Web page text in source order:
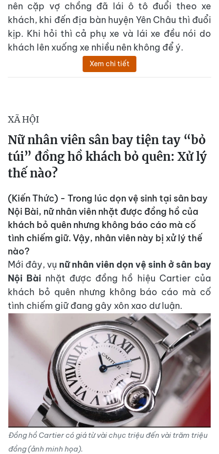
nên cặp vợ chồng đã lái ô tô đuổi theo xe
khách, khi đến địa bàn huyện Yên Châu thì đuổi
kịp. Khi hỏi thì cả phụ xe và lái xe đều nói do
khách lên xuống xe nhiều nên không để ý.
Xem chi tiết
XÃ HỘI
Nữ nhân viên sân bay tiện tay “bỏ
túi” đồng hồ khách bỏ quên: Xử lý
thế nào?
(Kiến Thức) - Trong lúc dọn vệ sinh tại sân bay
Nội Bài, nữ nhân viên nhặt được đồng hồ của
khách bỏ quên nhưng không báo cáo mà cố
tình chiếm giữ. Vậy, nhân viên này bị xử lý thế
nào?
Mới đây, vụ nữ nhân viên dọn vệ sinh ở sân bay
Nội Bài nhặt được đồng hồ hiệu Cartier của
khách bỏ quên nhưng không báo cáo mà cố
tình chiếm giữ đang gây xôn xao dư luận.
Đồng hồ Cartier có giá từ vài chục triệu đến vài trăm triệu
đồng (ảnh minh họa).